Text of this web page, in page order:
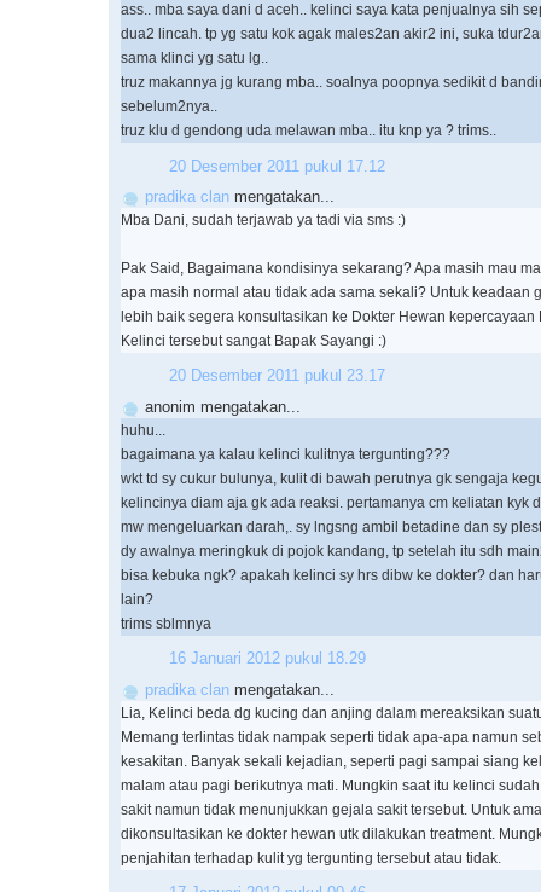
ass.. mba saya dani d aceh.. kelinci saya kata penjualnya sih
dua2 lincah. tp yg satu kok agak males2an akir2 ini, suka
sama klinci yg satu lg..
truz makannya jg kurang mba.. soalnya poopnya sedikit d
sebelum2nya..
truz klu d gendong uda melawan mba.. itu knp ya ? trims..
20 Desember 2011 pukul 17.12
pradika clan mengatakan...
Mba Dani, sudah terjawab ya tadi via sms :)
Pak Said, Bagaimana kondisinya sekarang? Apa masih mau
apa masih normal atau tidak ada sama sekali? Untuk keadaan
lebih baik segera konsultasikan ke Dokter Hewan kepercayaan
Kelinci tersebut sangat Bapak Sayangi :)
20 Desember 2011 pukul 23.17
anonim mengatakan...
huhu...
bagaimana ya kalau kelinci kulitnya tergunting???
wkt td sy cukur bulunya, kulit di bawah perutnya gk sengaja
kelincinya diam aja gk ada reaksi. pertamanya cm keliatan kyk
mw mengeluarkan darah,. sy lngsng ambil betadine dan sy
dy awalnya meringkuk di pojok kandang, tp setelah itu sdh
bisa kebuka ngk? apakah kelinci sy hrs dibw ke dokter? dan
lain?
trims sblmnya
16 Januari 2012 pukul 18.29
pradika clan mengatakan...
Lia, Kelinci beda dg kucing dan anjing dalam mereaksikan
Memang terlintas tidak nampak seperti tidak apa-apa namun
kesakitan. Banyak sekali kejadian, seperti pagi sampai siang
malam atau pagi berikutnya mati. Mungkin saat itu kelinci
sakit namun tidak menunjukkan gejala sakit tersebut. Untuk
dikonsultasikan ke dokter hewan utk dilakukan treatment.
penjahitan terhadap kulit yg tergunting tersebut atau tidak.